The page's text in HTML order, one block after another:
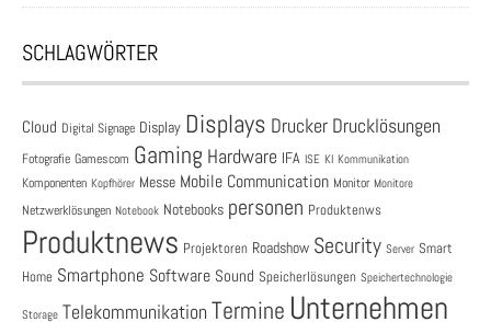
SCHLAGWÖRTER
Cloud Digital Signage Display Displays Drucker Drucklösungen
Fotografie Gamescom Gaming Hardware IFA ISE KI Kommunikation
Komponenten Kopfhörer Messe Mobile Communication Monitor Monitore
Netzwerklösungen Notebook Notebooks personen Produktenws
Produktnews Projektoren Roadshow Security Server Smart
Home Smartphone Software Sound Speicherlösungen Speichertechnologie
Storage Telekommunikation Termine Unternehmen